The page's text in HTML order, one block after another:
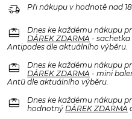
delivery_truck_speed Při nákupu v hodnotě nad
redeem
Dnes ke každému nákupu
DÁREK ZDARMA - sachetka
Antipodes dle aktuálního výběru.
redeem
Dnes ke každému nákupu
DÁREK ZDARMA - mini
Antü dle aktuálního výběru.
redeem
Dnes ke každému nákupu
hodnotný DÁREK ZDARMA